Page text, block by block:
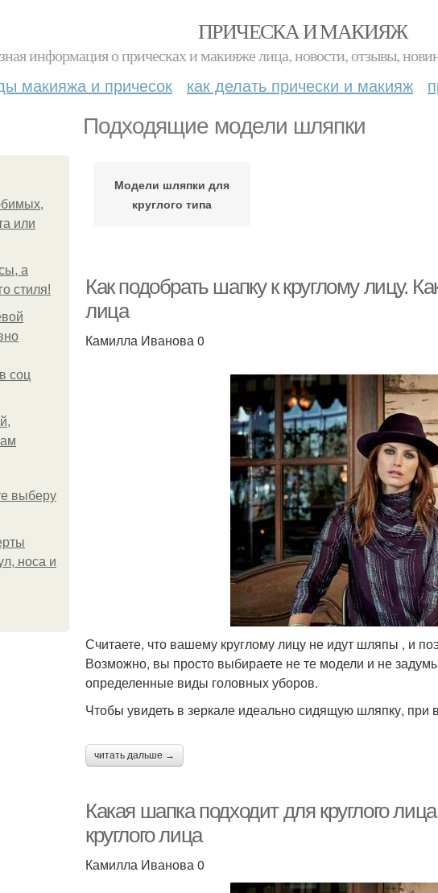
ПРИЧЕСКА И МАКИЯЖ
информация о прическах и макияже лица, новости, отзывы,
макияжа и причесок как делать прически и макияж
Подходящие модели шляпки
или
а
стиля!
соц
выберу
носа и
Модели шляпки для
круглого типа
Как подобрать шапку к круглому лицу.
лица
Камилла Иванова 0
Считаете, что вашему круглому лицу не идут шляпы , и
Возможно, вы просто выбираете не те модели и не
определенные виды головных уборов.
Чтобы увидеть в зеркале идеально сидящую шляпку,
читать дальше →
Какая шапка подходит для круглого
круглого лица
Камилла Иванова 0